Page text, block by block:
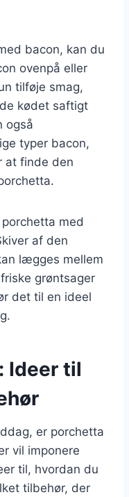
bacon, kan du
ovenpå eller
tilføje smag,
kødet saftigt
også
typer bacon,
at finde den
med
af den
lægges mellem
grøntsager
det til en ideel
Ideer til
er porchetta
vil imponere
til, hvordan du
tilbehør, der